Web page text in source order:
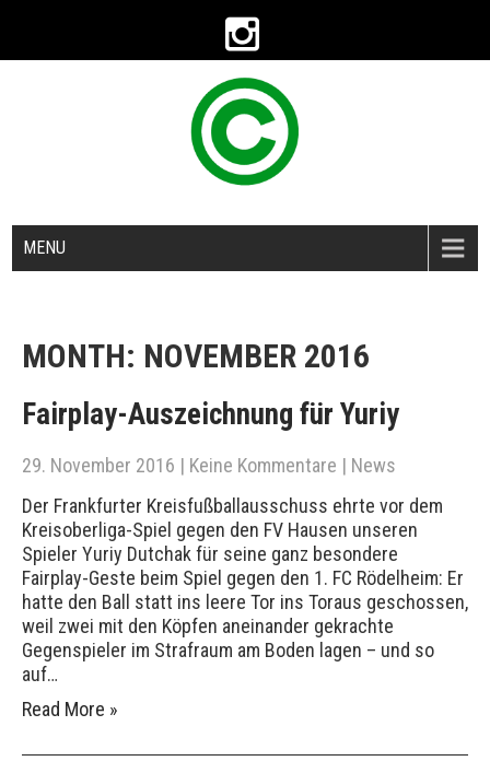
MENU
MONTH: NOVEMBER 2016
Fairplay-Auszeichnung für Yuriy
29. November 2016 | Keine Kommentare | News
Der Frankfurter Kreisfußballausschuss ehrte vor dem
Kreisoberliga-Spiel gegen den FV Hausen unseren
Spieler Yuriy Dutchak für seine ganz besondere
Fairplay-Geste beim Spiel gegen den 1. FC Rödelheim: Er
hatte den Ball statt ins leere Tor ins Toraus geschossen,
weil zwei mit den Köpfen aneinander gekrachte
Gegenspieler im Strafraum am Boden lagen – und so
auf…
Read More »